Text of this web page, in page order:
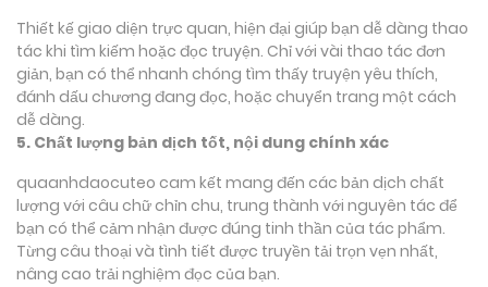
Thiết kế giao diện trực quan, hiện đại giúp bạn dễ dàng thao
tác khi tìm kiếm hoặc đọc truyện. Chỉ với vài thao tác đơn
giản, bạn có thể nhanh chóng tìm thấy truyện yêu thích,
đánh dấu chương đang đọc, hoặc chuyển trang một cách
dễ dàng.
5. Chất lượng bản dịch tốt, nội dung chính xác
quaanhdaocuteo cam kết mang đến các bản dịch chất
lượng với câu chữ chỉn chu, trung thành với nguyên tác để
bạn có thể cảm nhận được đúng tinh thần của tác phẩm.
Từng câu thoại và tình tiết được truyền tải trọn vẹn nhất,
nâng cao trải nghiệm đọc của bạn.